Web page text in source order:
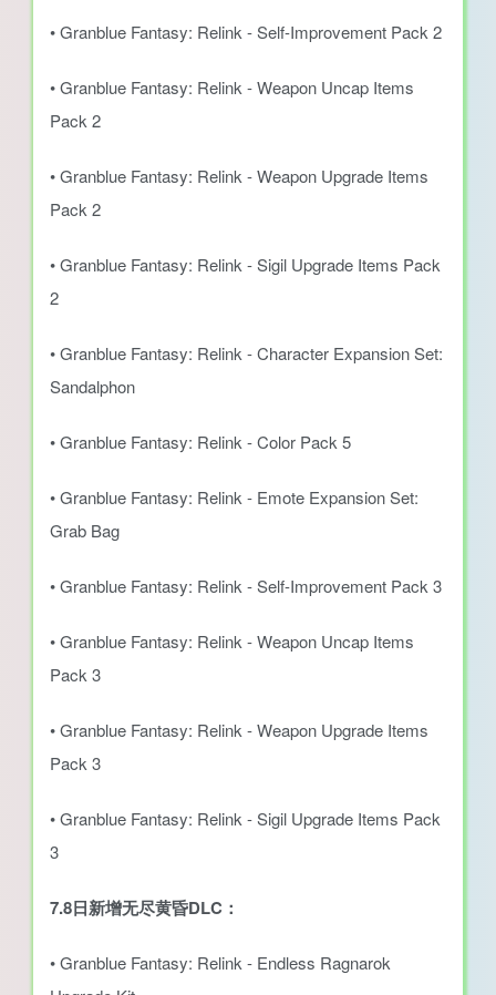
• Granblue Fantasy: Relink - Self-Improvement Pack 2
• Granblue Fantasy: Relink - Weapon Uncap Items
Pack 2
• Granblue Fantasy: Relink - Weapon Upgrade Items
Pack 2
• Granblue Fantasy: Relink - Sigil Upgrade Items Pack
2
• Granblue Fantasy: Relink - Character Expansion Set:
Sandalphon
• Granblue Fantasy: Relink - Color Pack 5
• Granblue Fantasy: Relink - Emote Expansion Set:
Grab Bag
• Granblue Fantasy: Relink - Self-Improvement Pack 3
• Granblue Fantasy: Relink - Weapon Uncap Items
Pack 3
• Granblue Fantasy: Relink - Weapon Upgrade Items
Pack 3
• Granblue Fantasy: Relink - Sigil Upgrade Items Pack
3
7.8日新增无尽黄昏DLC：
• Granblue Fantasy: Relink - Endless Ragnarok